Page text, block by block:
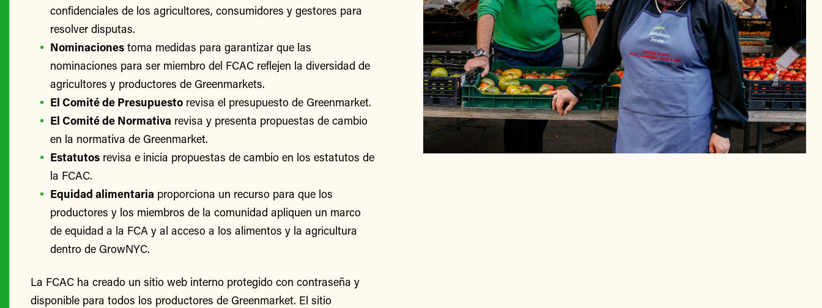
confidenciales de los agricultores, consumidores y gestores para
resolver disputas.
Nominaciones toma medidas para garantizar que las
nominaciones para ser miembro del FCAC reflejen la diversidad de
agricultores y productores de Greenmarkets.
El Comité de Presupuesto revisa el presupuesto de Greenmarket.
El Comité de Normativa revisa y presenta propuestas de cambio
en la normativa de Greenmarket.
Estatutos revisa e inicia propuestas de cambio en los estatutos de
la FCAC.
Equidad alimentaria proporciona un recurso para que los
productores y los miembros de la comunidad apliquen un marco
de equidad a la FCA y al acceso a los alimentos y la agricultura
dentro de GrowNYC.
La FCAC ha creado un sitio web interno protegido con contraseña y
disponible para todos los productores de Greenmarket. El sitio